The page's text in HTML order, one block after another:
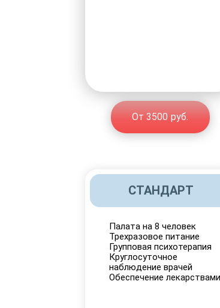
От 3500 руб.
СТАНДАРТ
Палата на 8 человек
Трехразовое питание
Групповая психотерапия
Круглосуточное
наблюдение врачей
Обеспечение лекарствами